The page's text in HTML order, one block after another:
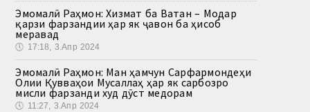
Эмомалӣ Раҳмон: Хизмат ба Ватан – Модар
қарзи фарзандии ҳар як ҷавон ба ҳисоб
меравад
🕔 17:18, 3.Апр 2024
Эмомалӣ Раҳмон: Ман ҳамчун Сарфармондеҳи
Олии Қувваҳои Мусаллаҳ ҳар як сарбозро
мисли фарзанди худ дӯст медорам
🕔 11:27, 3.Апр 2024